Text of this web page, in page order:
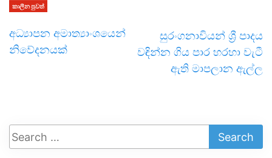
කාලීන පුවත්
අධ්‍යාපන අමාත්‍යාංශයෙන්
නිවේදනයක්
සුරංගනාවියන් ශ්‍රී පාදය
වඳින්න ගිය පාර හරහා වැටී
ඇති මාපලාන ඇල්ල